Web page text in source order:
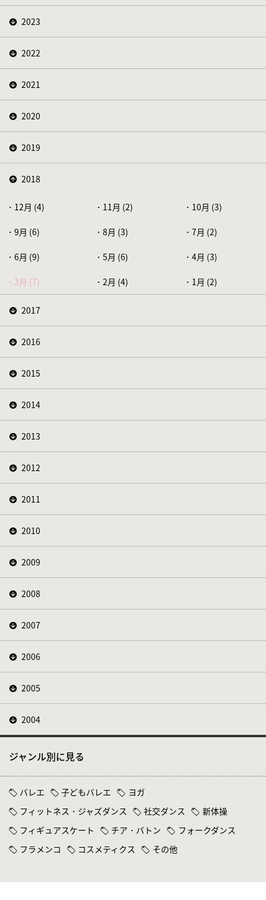
2023
2022
2021
2020
2019
2018
12月 (4) 11月 (2) 10月 (3)
9月 (6) 8月 (3) 7月 (2)
6月 (9) 5月 (6) 4月 (3)
3月 (7) 2月 (4) 1月 (2)
2017
2016
2015
2014
2013
2012
2011
2010
2009
2008
2007
2006
2005
2004
ジャンル別に見る
バレエ 子どもバレエ
ヨガ
フィットネス・ジャズダンス
社交ダンス
新体操
フィギュアスケート
チア・バトン
フォークダンス
フラメンコ
コスメティクス その他